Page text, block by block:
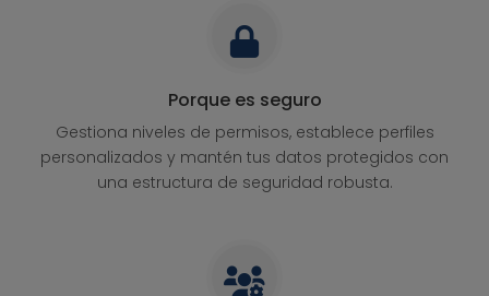
Porque es seguro
Gestiona niveles de permisos, establece perfiles
personalizados y mantén tus datos protegidos con
una estructura de seguridad robusta.